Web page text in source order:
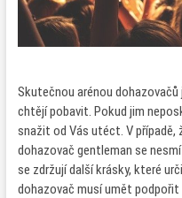
Skutečnou arénou dohazovačů
chtějí pobavit. Pokud jim
snažit od Vás utéct. V
dohazovač gentleman se
se zdržují další krásky, které
dohazovač musí umět podpořit